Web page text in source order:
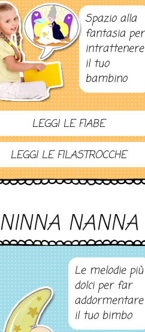
Spazio alla
fantasia per
intrattenere
il tuo
bambino
LEGGI LE FIABE
LEGGI LE FILASTROCCHE
NINNA NANNA
Le melodie più
dolci per far
addormentare
il tuo bimbo